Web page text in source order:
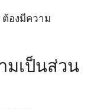
ต้องมีความ
มเป็นส่วน